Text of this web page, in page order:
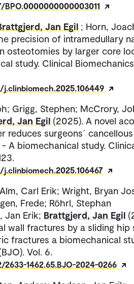
BPO.0000000000003011
Jan Egil ; Horn,
precision of intramedullary
osteotomies by larger core
study. Clinical
Grigg, Stephen; McCrory,
Jan Egil (2025). A novel
reduces surgeons´ cancellous
A biomechanical study.
Carl Erik; Wright, Bryan
Frede; Röhrl, Stephan
Jan Erik; Brattgjerd, Jan Egil
wall fractures by a sliding hip
fractures a biomechanical
Vol. 6.
1462.65.BJO-2024-0266